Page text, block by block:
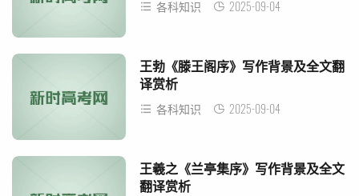
各科知识 2025-09-04
王勃《滕王阁序》写作背景及全文翻
译赏析
各科知识 2025-09-04
王羲之《兰亭集序》写作背景及全文
翻译赏析